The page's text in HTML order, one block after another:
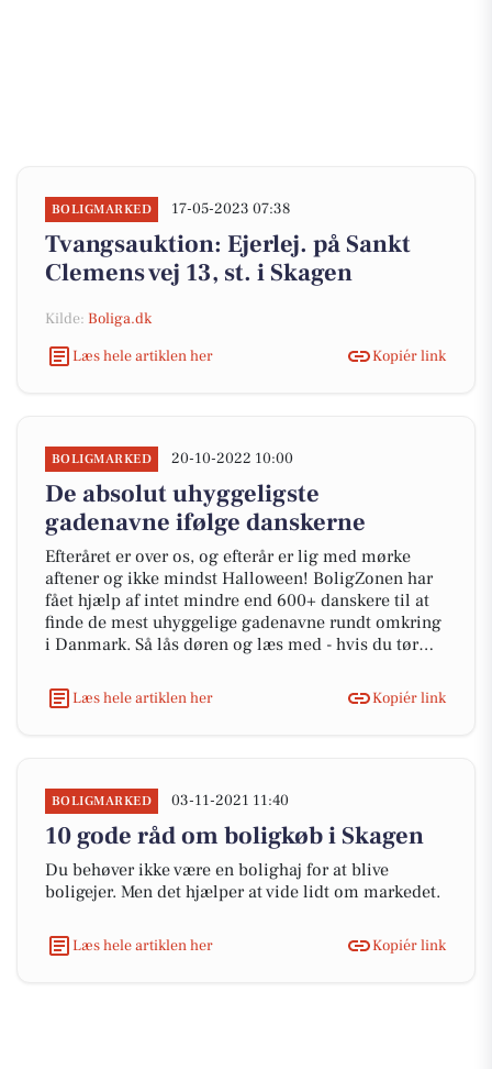
BOLIGMARKED 17-05-2023 07:38
Tvangsauktion: Ejerlej. på Sankt
Clemens vej 13, st. i Skagen
Kilde: Boliga.dk
Læs hele artiklen her
Kopiér link
BOLIGMARKED 20-10-2022 10:00
De absolut uhyggeligste
gadenavne ifølge danskerne
Efteråret er over os, og efterår er lig med mørke
aftener og ikke mindst Halloween! BoligZonen har
fået hjælp af intet mindre end 600+ danskere til at
finde de mest uhyggelige gadenavne rundt omkring
i Danmark. Så lås døren og læs med - hvis du tør…
Læs hele artiklen her Kopiér link
BOLIGMARKED 03-11-2021 11:40
10 gode råd om boligkøb i Skagen
Du behøver ikke være en bolighaj for at blive
boligejer. Men det hjælper at vide lidt om markedet.
Læs hele artiklen her Kopiér link